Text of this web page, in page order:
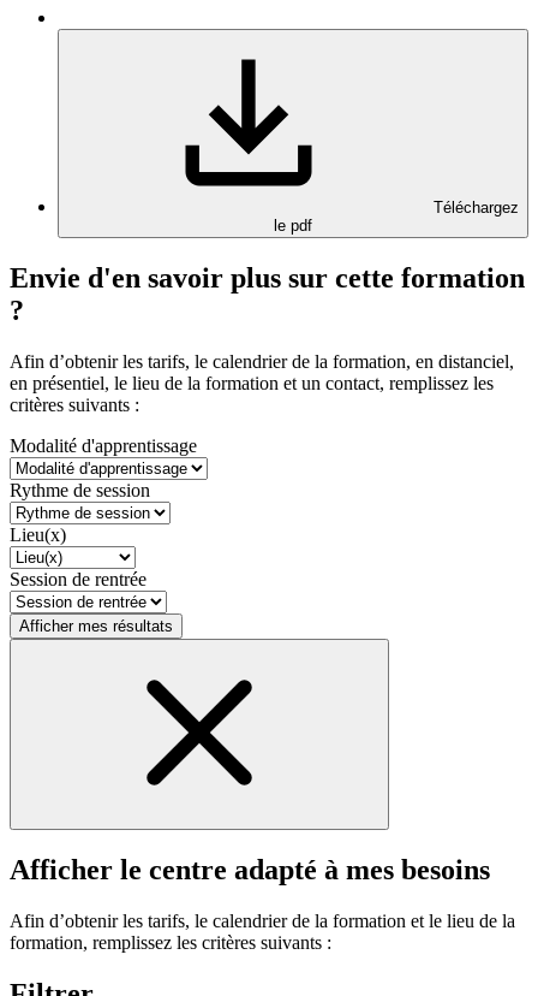
Téléchargez
le pdf
Envie d'en savoir plus sur cette formation
?
Afin d’obtenir les tarifs, le calendrier de la formation, en distanciel,
en présentiel, le lieu de la formation et un contact, remplissez les
critères suivants :
Modalité d'apprentissage
Rythme de session
Lieu(x)
Session de rentrée
Afficher mes résultats
Afficher le centre adapté à mes besoins
Afin d’obtenir les tarifs, le calendrier de la formation et le lieu de la
formation, remplissez les critères suivants :